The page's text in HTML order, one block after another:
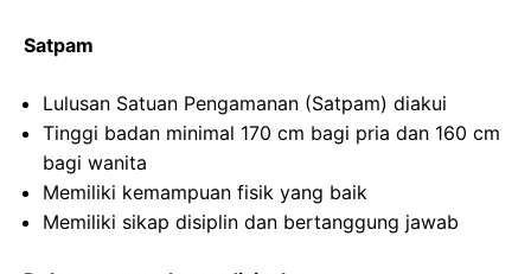
Satpam
Lulusan Satuan Pengamanan (Satpam) diakui
Tinggi badan minimal 170 cm bagi pria dan 160 cm
bagi wanita
Memiliki kemampuan fisik yang baik
Memiliki sikap disiplin dan bertanggung jawab